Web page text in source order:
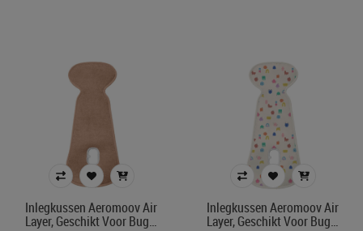
Inlegkussen Aeromoov Air
Layer, Geschikt Voor Bug…
Inlegkussen Aeromoov Air
Layer, Geschikt Voor Bug…